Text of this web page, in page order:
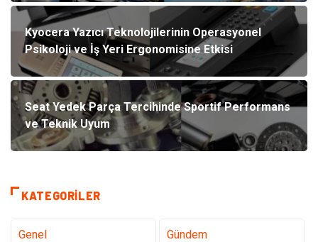
Kyocera Yazıcı Teknolojilerinin Operasyonel
Psikoloji ve İş Yeri Ergonomisine Etkisi
Seat Yedek Parça Tercihinde Sportif Performans
ve Teknik Uyum
KATEGORILER
Genel Gündem